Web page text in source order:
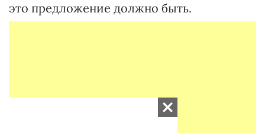
это предложение должно быть.